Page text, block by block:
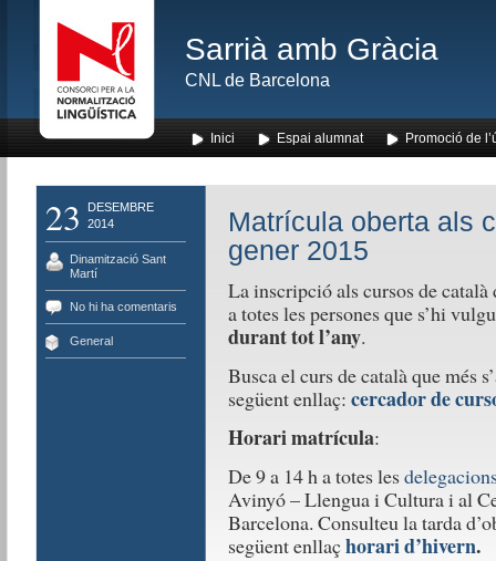
Sarrià amb Gràcia
CNL de Barcelona
Inici Espai alumnat Promoció de
23
DESEMBRE
2014
Dinamització Sant
Martí
No hi ha comentaris
General
Matrícula oberta als
gener 2015
La inscripció als cursos de
a totes les persones que s’hi
durant tot l’any.
Busca el curs de català que més
següent enllaç: cercador de
Horari matrícula:
De 9 a 14 h a totes les
Avinyó – Llengua i Cultura i al
Barcelona. Consulteu la tarda
següent enllaçhorari d’hivern.